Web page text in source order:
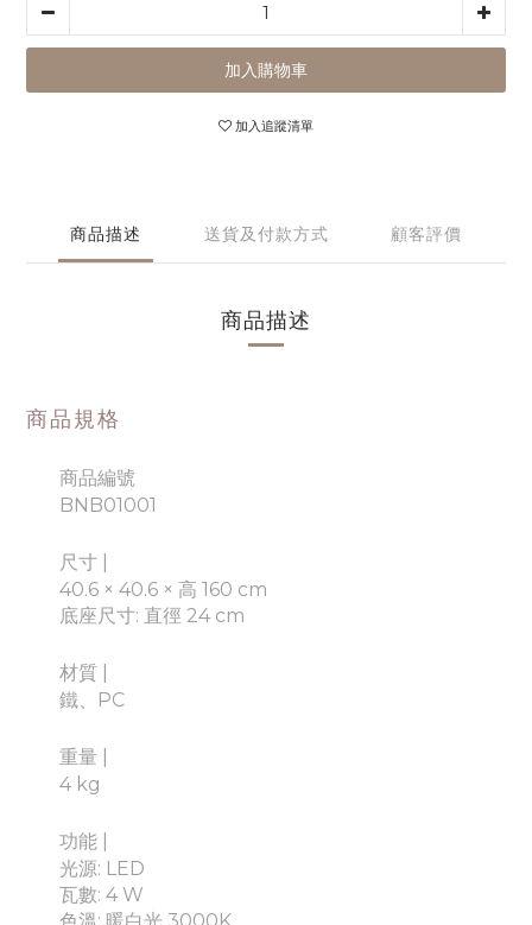
加入購物車
加入追蹤清單
商品描述 送貨及付款方式 顧客評價
商品描述
商品規格
商品編號
BNB01001
尺寸 |
40.6 × 40.6 × 高 160 cm
底座尺寸: 直徑 24 cm
材質
鐵、PC
重量
4 kg
功能
光源: LED
瓦數: 4 W